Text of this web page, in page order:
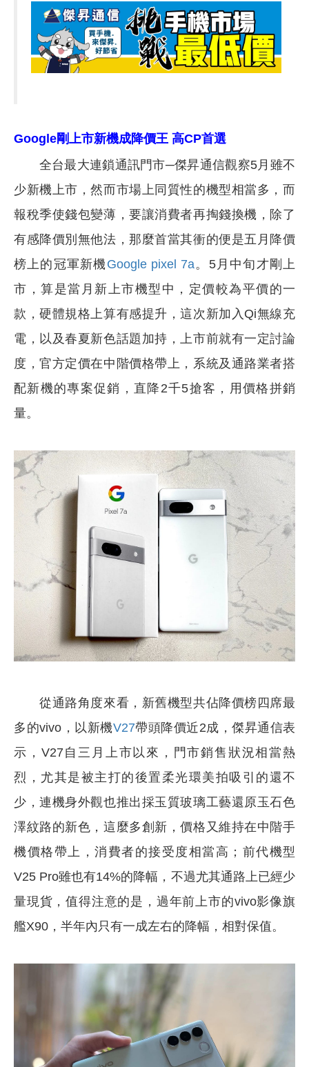
Google剛上市新機成降價王 高CP首選
全台最大連鎖通訊門市─傑昇通信觀察5月雖不
少新機上市，然而市場上同質性的機型相當多，而
報稅季使錢包變薄，要讓消費者再掏錢換機，除了
有感降價別無他法，那麼首當其衝的便是五月降價
榜上的冠軍新機 Google pixel 7a 。5月中旬才剛上
市，算是當月新上市機型中，定價較為平價的一
款，硬體規格上算有感提升，這次新加入Qi無線充
電，以及春夏新色話題加持，上市前就有一定討論
度，官方定價在中階價格帶上，系統及通路業者搭
配新機的專案促銷，直降2千5搶客，用價格拼銷
量。
從通路角度來看，新舊機型共佔降價榜四席最
多的vivo，以新機V27帶頭降價近2成，傑昇通信表
示，V27自三月上市以來，門市銷售狀況相當熱
烈，尤其是被主打的後置柔光環美拍吸引的還不
少，連機身外觀也推出採玉質玻璃工藝還原玉石色
澤紋路的新色，這麼多創新，價格又維持在中階手
機價格帶上，消費者的接受度相當高；前代機型
V25 Pro雖也有14%的降幅，不過尤其通路上已經少
量現貨，值得注意的是，過年前上市的vivo影像旗
艦X90，半年內只有一成左右的降幅，相對保值。